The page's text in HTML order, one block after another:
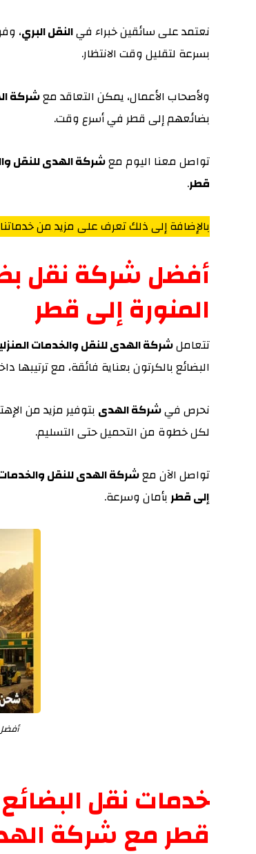
نعتمد على سائقين خبراء فيالنقل البري،
بسرعة لتقليل وقت الانتظار.
ولأصحاب الأعمال، يمكن التعاقد معشركة
بضائعهم إلى قطر في أسرع وقت.
تواصل معنا اليوم معشركة الهدى للنقل
قطر.
بالإضافة إلى ذلك تعرف على مزيد من
أفضل شركة نقل
المنورة إلى قطر
تتعاملشركة الهدى للنقل والخدمات
البضائع بالكرتون بعناية فائقة، مع
نحرص فيشركة الهدى بتوفير مزيد من
لكل خطوة من التحميل حتى التسليم.
تواصل الآن معشركة الهدى للنقل والخدمات
إلى قطربأمان وسرعة.
خدمات نقل البضائع
قطر مع شركة